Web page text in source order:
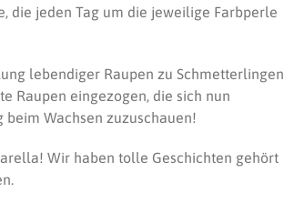
die jeden Tag um die jeweilige Farbperle
lebendiger Raupen zu Schmetterlingen
Raupen eingezogen, die sich nun
beim Wachsen zuzuschauen!
Wir haben tolle Geschichten gehört